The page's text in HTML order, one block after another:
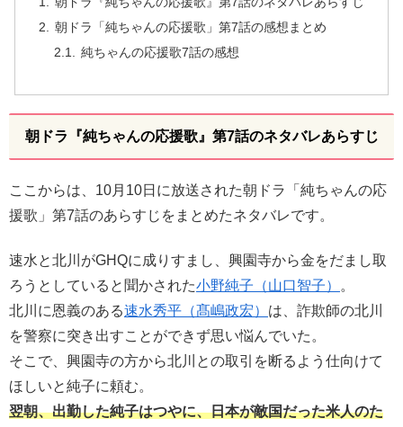
朝ドラ「純ちゃんの応援歌」第7話の感想まとめ
純ちゃんの応援歌7話の感想
朝ドラ『純ちゃんの応援歌』第7話のネタバレあらすじ
ここからは、10月10日に放送された朝ドラ「純ちゃんの応
援歌」第7話のあらすじをまとめたネタバレです。
速水と北川がGHQに成りすまし、興園寺から金をだまし取
ろうとしていると聞かされた小野純子（山口智子） 。
北川に恩義のある速水秀平（髙嶋政宏） は、詐欺師の北川
を警察に突き出すことができず思い悩んでいた。
そこで、興園寺の方から北川との取引を断るよう仕向けて
ほしいと純子に頼む。
翌朝、出勤した純子はつやに、日本が敵国だった米人のた